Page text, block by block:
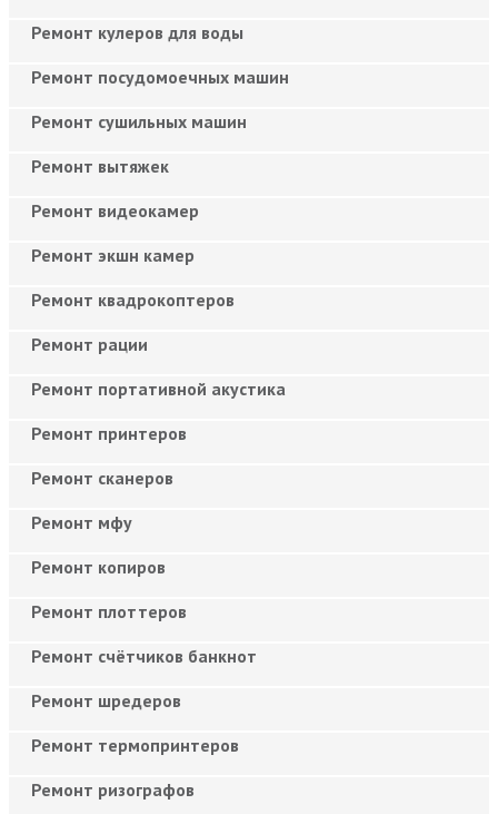
Ремонт кулеров для воды
Ремонт посудомоечных машин
Ремонт сушильных машин
Ремонт вытяжек
Ремонт видеокамер
Ремонт экшн камер
Ремонт квадрокоптеров
Ремонт рации
Ремонт портативной акустика
Ремонт принтеров
Ремонт сканеров
Ремонт мфу
Ремонт копиров
Ремонт плоттеров
Ремонт счётчиков банкнот
Ремонт шредеров
Ремонт термопринтеров
Ремонт ризографов